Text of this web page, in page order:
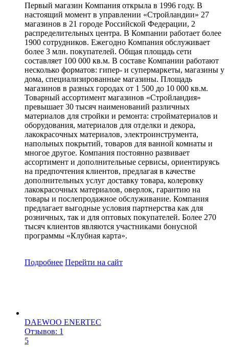
Первый магазин Компания открыла в 1996 году. В
настоящий момент в управлении «Стройландии» 27
магазинов в 21 городе Российской Федерации, 2
распределительных центра. В Компании работает более
1900 сотрудников. Ежегодно Компания обслуживает
более 3 млн. покупателей. Общая площадь сети
составляет 100 000 кв.м. В составе Компании работают
несколько форматов: гипер- и супермаркеты, магазины у
дома, специализированные магазины. Площадь
магазинов в разных городах от 1 500 до 10 000 кв.м.
Товарный ассортимент магазинов «Стройландия»
превышает 30 тысяч наименований различных
материалов для стройки и ремонта: стройматериалов и
оборудования, материалов для отделки и декора,
лакокрасочных материалов, электроинструмента,
напольных покрытий, товаров для ванной комнаты и
многое другое. Компания постоянно развивает
ассортимент и дополнительные сервисы, ориентируясь
на предпочтения клиентов, предлагая в качестве
дополнительных услуг доставку товара, колеровку
лакокрасочных материалов, оверлок, гарантию на
товары и послепродажное обслуживание. Компания
предлагает выгодные условия партнерства как для
розничных, так и для оптовых покупателей. Более 270
тысяч клиентов являются участниками бонусной
программы «Клубная карта».
Подробнее Перейти на сайт
DAEWOO ENERTEC
Отзывов: 1
5